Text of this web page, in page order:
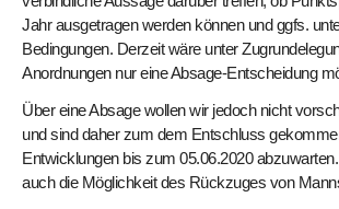
Jahr ausgetragen werden können und ggfs.
Bedingungen. Derzeit wäre unter
Anordnungen nur eine Absage-Entscheidung
Über eine Absage wollen wir jedoch nicht
und sind daher zum dem Entschluss
Entwicklungen bis zum 05.06.2020
auch die Möglichkeit des Rückzuges von